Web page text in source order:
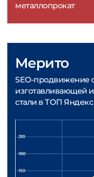
металлопрокат
Мерито
SEO-продвижение
изготавливающей
стали в ТОП